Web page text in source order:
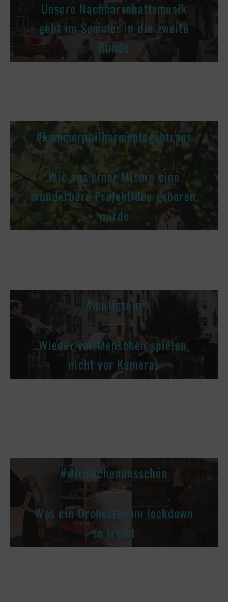
Unsere Nachbarschaftsmusik
geht im Sommer in die zweite
Runde
#kammerphilharmoniegehtraus
Wie aus einer Misere eine
wunderbare Projektidee geboren
wurde
#mutigsein
Wieder vor Menschen spielen,
nicht vor Kameras
#wirmachenunsschön
Was ein Orchester im lockdown
so treibt